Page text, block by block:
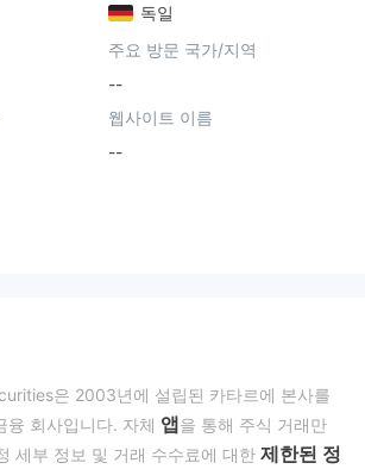
독일
주요 방문 국가/지역
--
웹사이트 이름
--
은 2003년에 설립된 카타르에 본사를
융 회사입니다. 자체 앱을 통해 주식 거래만
세부 정보 및 거래 수수료에 대한 제한된 정